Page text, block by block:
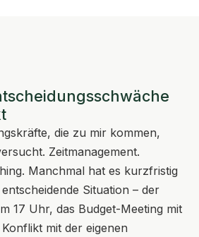
die zu mir kommen,
Zeitmanagement.
Manchmal hat es kurzfristig
Situation – der
17 Uhr, das Budget-Meeting mit
mit der eigenen